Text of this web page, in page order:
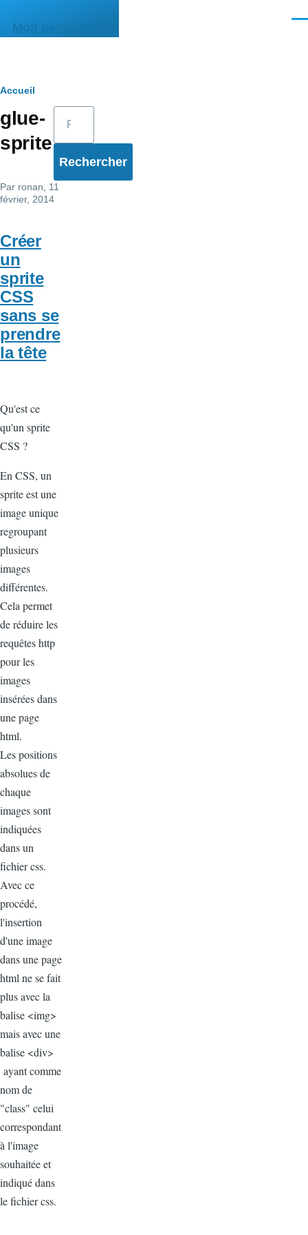
Mon pense-bête
Fil
d'Ariane
Accueil
glue-
sprite
Par ronan , 11
février, 2014
Créer
un
sprite
CSS
sans se
prendre
la tête
Qu'est ce
qu'un sprite
CSS ?
En CSS, un
sprite est une
image unique
regroupant
plusieurs
images
différentes.
Cela permet
de réduire les
requêtes http
pour les
images
insérées dans
une page
html.
Les positions
absolues de
chaque
images sont
indiquées
dans un
fichier css.
Avec ce
procédé,
l'insertion
d'une image
dans une page
html ne se fait
plus avec la
balise <img>
mais avec une
balise <div>
ayant comme
nom de
"class" celui
correspondant
à l'image
souhaitée et
indiqué dans
le fichier css.